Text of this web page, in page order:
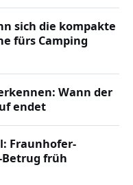
sich die kompakte
fürs Camping
Wann der
endet
Fraunhofer-
Betrug früh